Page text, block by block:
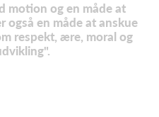
motion og en måde at
også en måde at anskue
respekt, ære, moral og